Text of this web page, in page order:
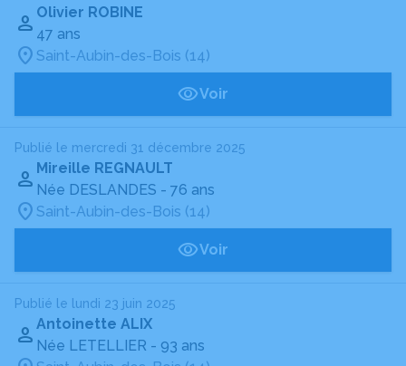
Olivier ROBINE
47 ans
Saint-Aubin-des-Bois (14)
Voir
Publié le mercredi 31 décembre 2025
Mireille REGNAULT
Née DESLANDES - 76 ans
Saint-Aubin-des-Bois (14)
Voir
Publié le lundi 23 juin 2025
Antoinette ALIX
Née LETELLIER - 93 ans